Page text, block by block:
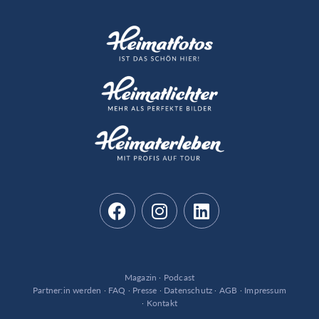
Magazin · Podcast
Partner:in werden · FAQ · Presse · Datenschutz · AGB · Impressum
· Kontakt